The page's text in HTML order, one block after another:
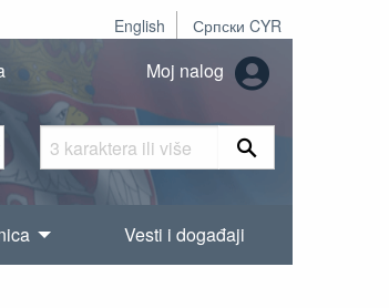
English Српски CYR
Moj nalog
Vesti i događaji